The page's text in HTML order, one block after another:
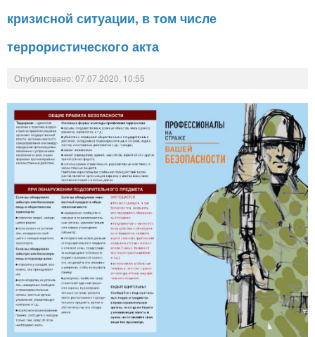
кризисной ситуации, в том числе
террористического акта
Опубликовано: 07.07.2020, 10:55